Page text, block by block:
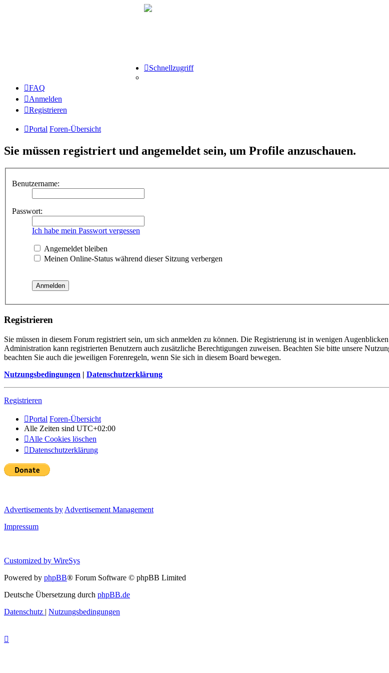
Schnellzugriff
FAQ
Anmelden
Registrieren
Portal Foren-Übersicht
Sie müssen registriert und angemeldet sein, um Profile anzuschauen.
Benutzername:
Passwort:
Ich habe mein Passwort vergessen
Angemeldet bleiben
Meinen Online-Status während dieser Sitzung verbergen
Registrieren
Sie müssen in diesem Forum registriert sein, um sich anmelden zu können. Die Registrierung ist in wenigen
Administration kann registrierten Benutzern auch zusätzliche Berechtigungen zuweisen. Beachten Sie bitte unsere
beachten Sie auch die jeweiligen Forenregeln, wenn Sie sich in diesem Board bewegen.
Nutzungsbedingungen | Datenschutzerklärung
Registrieren
Portal Foren-Übersicht
Alle Zeiten sind UTC+02:00
Alle Cookies löschen
Datenschutzerklärung
Advertisements by Advertisement Management
Impressum
Customized by WireSys
Powered by phpBB® Forum Software © phpBB Limited
Deutsche Übersetzung durch phpBB.de
Datenschutz | Nutzungsbedingungen